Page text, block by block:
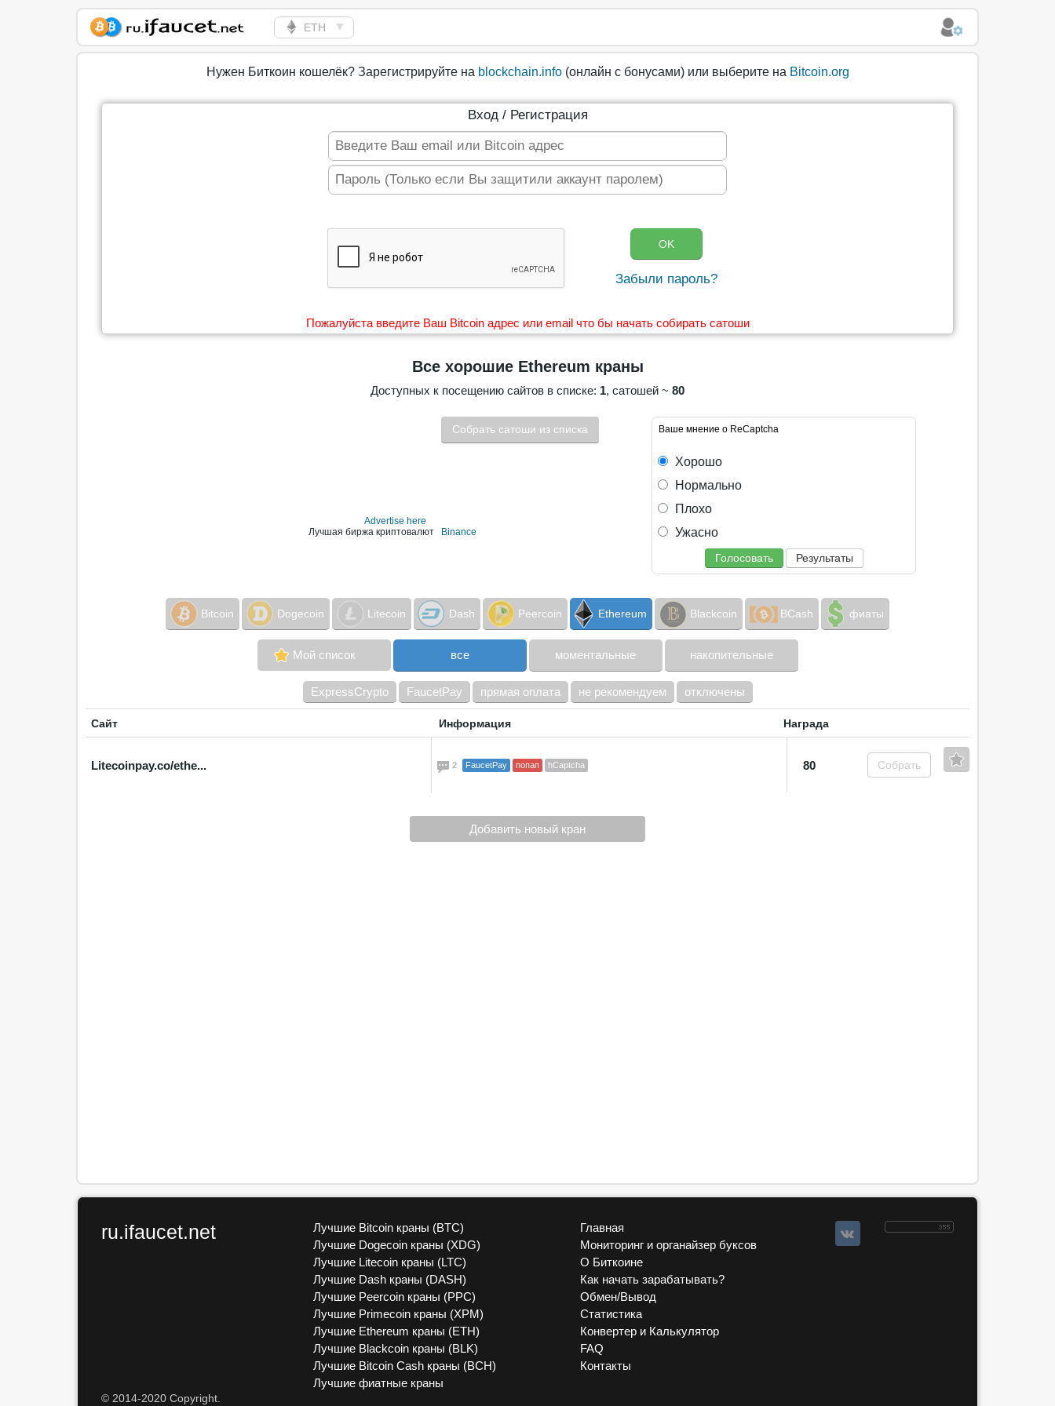
Сборщик Биткоина
самая большая
ETH ▼
Нужен Биткоин кошелёк? Зарегистрируйте на blockchain.info(онлайн с бонусами) или выберите на Bitcoin.org
Вход / Регистрация
Забыли пароль?
Пожалуйста введите Ваш Bitcoin адрес или email что бы начать собирать сатоши
Все хорошие Ethereum краны
Доступных к посещению сайтов в списке: 1, сатошей ~ 80
Собрать сатоши из списка
Advertise here
Лучшая биржа криптовалют
Binance
Ваше мнение о ReCaptcha
Хорошо
Нормально
Плохо
Ужасно
Голосовать Результаты
Bitcoin Dogecoin Litecoin Dash Peercoin Ethereum Blackcoin BCash фиаты
Мой список все моментальные накопительные
ExpressCrypto FaucetPay прямая оплата не рекомендуем отключены
Сайт Информация Награда
Litecoinpay.co/ethe... 2 FaucetPay попап hCaptcha 80 Собрать
Добавить новый кран
ru.ifaucet.net
Лучшие Bitcoin краны (BTC)
Лучшие Dogecoin краны (XDG)
Лучшие Litecoin краны (LTC)
Лучшие Dash краны (DASH)
Лучшие Peercoin краны (PPC)
Лучшие Primecoin краны (XPM)
Лучшие Ethereum краны (ETH)
Лучшие Blackcoin краны (BLK)
Лучшие Bitcoin Cash краны (BCH)
Лучшие фиатные краны
Главная
Мониторинг и органайзер буксов
О Биткоине
Как начать зарабатывать?
Обмен/Вывод
Статистика
Конвертер и Калькулятор
FAQ
Контакты
© 2014-2020 Copyright.